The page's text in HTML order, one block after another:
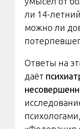
ли 14-
можно ли
Ответы на
даёт